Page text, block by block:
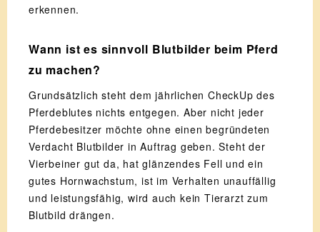
erkennen.
Wann ist es sinnvoll Blutbilder beim Pferd
zu machen?
Grundsätzlich steht dem jährlichen CheckUp des
Pferdeblutes nichts entgegen. Aber nicht jeder
Pferdebesitzer möchte ohne einen begründeten
Verdacht Blutbilder in Auftrag geben. Steht der
Vierbeiner gut da, hat glänzendes Fell und ein
gutes Hornwachstum, ist im Verhalten unauffällig
und leistungsfähig, wird auch kein Tierarzt zum
Blutbild drängen.